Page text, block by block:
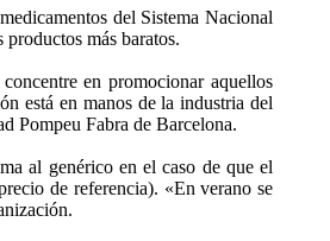
del Sistema Nacional
más baratos.
en promocionar aquellos
está en manos de la industria del
Pompeu Fabra de Barcelona.
al genérico en el caso de que el
de referencia). «En verano se